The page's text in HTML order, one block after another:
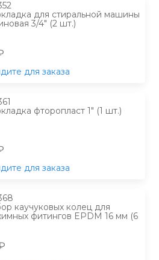
для стиральной машины
3/4" (2 шт.)
для заказа
фторопласт 1" (1 шт.)
для заказа
каучуковых колец для
фитингов EPDM 16 мм (6